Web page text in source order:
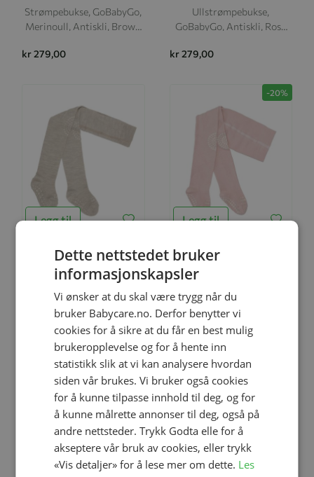
Strømpebukse, GoBabyGo,
Merinoull, Antiskli, Brown
kr 279,00
Ullstrømpebukse,
GoBabyGo, Antiskli, Rose
kr 279,00
Legg til
Størrelse
6-12 mnd 12-18 mnd
Strømpebukse, GoBabyGo,
Merinoull, Antiskli, Sand
kr 279,00
-20%
Legg til
Størrelse
6-12 mnd
Antiskli, Bambus, Soft Pink
kr 199,00
-20%
Dette nettstedet bruker
informasjonskapsler
Vi ønsker at du skal være trygg når du
bruker Babycare.no. Derfor benytter vi
cookies for å sikre at du får en best mulig
brukeropplevelse og for å hente inn
statistikk slik at vi kan analysere hvordan
siden vår brukes. Vi bruker også cookies
for å kunne tilpasse innhold til deg, og for
å kunne målrette annonser til deg, også på
andre nettsteder. Trykk Godta elle for å
akseptere vår bruk av cookies, eller trykk
«Vis detaljer» for å lese mer om dette. Les